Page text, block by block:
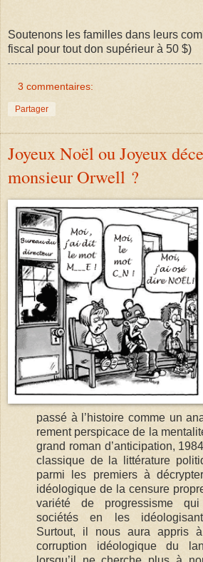
Soutenons les familles dans leurs
fiscal pour tout don supérieur à 50 $)
3 commentaires:
Partager
Joyeux Noël ou Joyeux
monsieur Orwell ?
passé à l’histoire comme un
rement per­spicace de la
grand roman d’anti­ci­pation,
clas­sique de la litté­rature
parmi les premiers à
idéo­lo­gique de la censure
variété de progres­sisme
sociétés en les idéologisant
Surtout, il nous aura appris
corruption idéologique du